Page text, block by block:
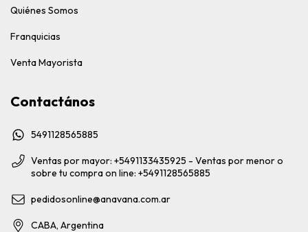
Quiénes Somos
Franquicias
Venta Mayorista
Contactános
5491128565885
Ventas por mayor: +5491133435925 - Ventas por menor o
sobre tu compra on line: +5491128565885
pedidosonline@anavana.com.ar
CABA, Argentina